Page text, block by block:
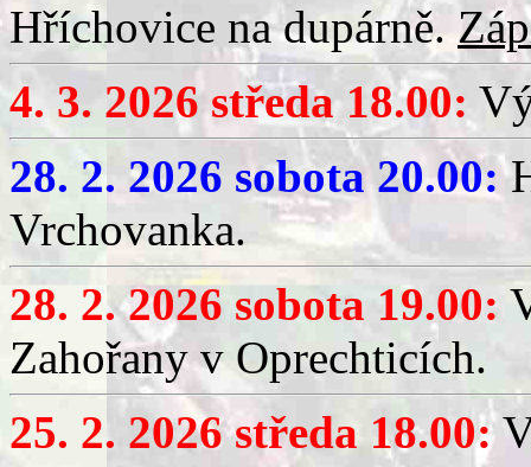
Hříchovice na dupárně.
4. 3. 2026 středa 18.00:
28. 2. 2026 sobota 20.00:
Vrchovanka.
28. 2. 2026 sobota 19.00:
Zahořany v Oprechticích.
25. 2. 2026 středa 18.00: